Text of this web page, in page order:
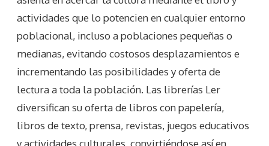
actividades que lo potencien en cualquier entorno
poblacional, incluso a poblaciones pequeñas o
medianas, evitando costosos desplazamientos e
incrementando las posibilidades y oferta de
lectura a toda la población. Las librerías Ler
diversifican su oferta de libros con papelería,
libros de texto, prensa, revistas, juegos educativos
y actividades culturales, convirtiéndose así en